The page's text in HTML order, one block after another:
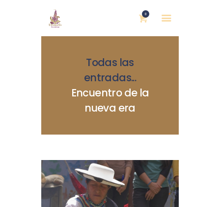
0
Todas las
entradas...
Encuentro de la
nueva era
MUJERES DEFENSORAS
ENCUENTROS
COMERCIO JUSTO
CONTACTOS